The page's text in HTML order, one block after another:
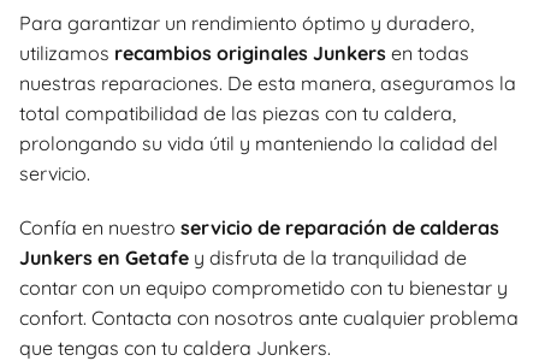
Para garantizar un rendimiento óptimo y duradero,
utilizamos recambios originales Junkers en todas
nuestras reparaciones. De esta manera, aseguramos la
total compatibilidad de las piezas con tu caldera,
prolongando su vida útil y manteniendo la calidad del
servicio.
Confía en nuestro servicio de reparación de calderas
Junkers en Getafe y disfruta de la tranquilidad de
contar con un equipo comprometido con tu bienestar y
confort. Contacta con nosotros ante cualquier problema
que tengas con tu caldera Junkers.